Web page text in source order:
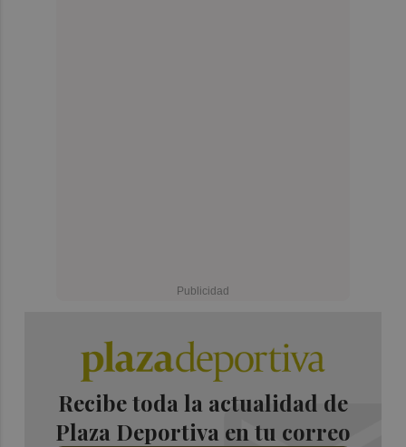
Recibe toda la actualidad de
Plaza Deportiva en tu correo